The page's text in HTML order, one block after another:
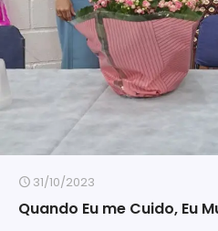
31/10/2023
Quando Eu me Cuido, Eu